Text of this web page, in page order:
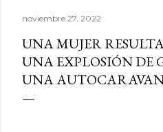
noviembre 27, 2022
UNA MUJER
UNA EXPLOSIÓN DE
UNA